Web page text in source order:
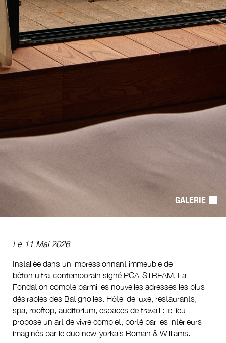
GALERIE
Le 11 Mai 2026
Installée dans un impressionnant immeuble de
béton ultra-contemporain signé PCA-STREAM, La
Fondation compte parmi les nouvelles adresses les plus
désirables des Batignolles. Hôtel de luxe, restaurants,
spa, rooftop, auditorium, espaces de travail : le lieu
propose un art de vivre complet, porté par les intérieurs
imaginés par le duo new-yorkais Roman & Williams.
Navigation
de
l’article